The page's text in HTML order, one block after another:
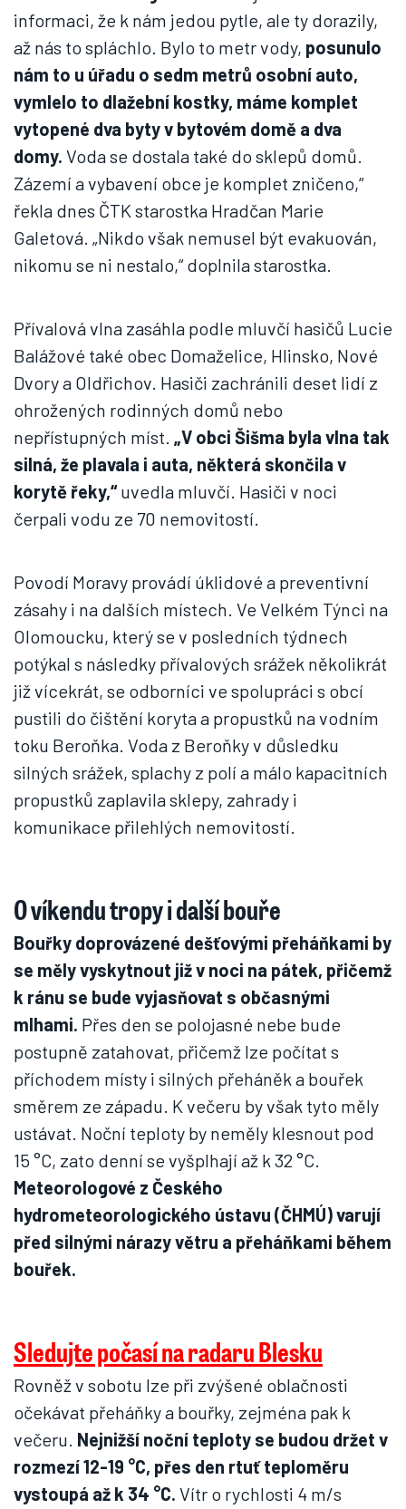
informaci, že k nám jedou pytle, ale ty dorazily,
až nás to spláchlo. Bylo to metr vody, posunulo
nám to u úřadu o sedm metrů osobní auto,
vymlelo to dlažební kostky, máme komplet
vytopené dva byty v bytovém domě a dva
domy. Voda se dostala také do sklepů domů.
Zázemí a vybavení obce je komplet zničeno,“
řekla dnes ČTK starostka Hradčan Marie
Galetová. „Nikdo však nemusel být evakuován,
nikomu se ni nestalo,“ doplnila starostka.
Přívalová vlna zasáhla podle mluvčí hasičů Lucie
Balážové také obec Domaželice, Hlinsko, Nové
Dvory a Oldřichov. Hasiči zachránili deset lidí z
ohrožených rodinných domů nebo
nepřístupných míst. „V obci Šišma byla vlna tak
silná, že plavala i auta, některá skončila v
korytě řeky,“uvedla mluvčí. Hasiči v noci
čerpali vodu ze 70 nemovitostí.
Povodí Moravy provádí úklidové a preventivní
zásahy i na dalších místech. Ve Velkém Týnci na
Olomoucku, který se v posledních týdnech
potýkal s následky přívalových srážek několikrát
již vícekrát, se odborníci ve spolupráci s obcí
pustili do čištění koryta a propustků na vodním
toku Beroňka. Voda z Beroňky v důsledku
silných srážek, splachy z polí a málo kapacitních
propustků zaplavila sklepy, zahrady i
komunikace přilehlých nemovitostí.
O víkendu tropy i další bouře
Bouřky doprovázené dešťovými přeháňkami by
se měly vyskytnout již v noci na pátek, přičemž
k ránu se bude vyjasňovat s občasnými
mlhami. Přes den se polojasné nebe bude
postupně zatahovat, přičemž lze počítat s
příchodem místy i silných přeháněk a bouřek
směrem ze západu. K večeru by však tyto měly
ustávat. Noční teploty by neměly klesnout pod
15 °C, zato denní se vyšplhají až k 32 °C.
Meteorologové z Českého
hydrometeorologického ústavu (ČHMÚ) varují
před silnými nárazy větru a přeháňkami během
bouřek.
Sledujte počasí na radaru Blesku
Rovněž v sobotu lze při zvýšené oblačnosti
očekávat přeháňky a bouřky, zejména pak k
večeru. Nejnižší noční teploty se budou držet v
rozmezí 12-19 °C, přes den rtuť teploměru
vystoupá až k 34 °C. Vítr o rychlosti 4 m/s